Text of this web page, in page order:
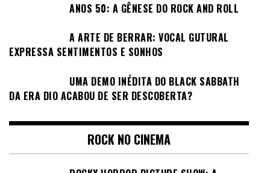
ANOS 50: A GÊNESE DO ROCK AND ROLL
A ARTE DE BERRAR: VOCAL GUTURAL
EXPRESSA SENTIMENTOS E SONHOS
UMA DEMO INÉDITA DO BLACK SABBATH
DA ERA DIO ACABOU DE SER DESCOBERTA?
ROCK NO CINEMA